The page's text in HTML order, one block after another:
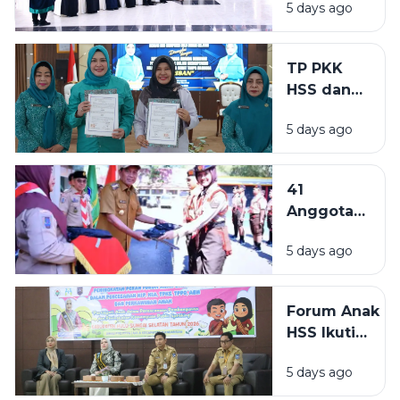
Daerah
Perkuat
Tata
Kelola
Baru,
Wabup
Kinerja
Cepat dan
5 days ago
TP PKK
HSS dan
Perpanjang
Kerja Sama
Narkoba
Lewat
Bersinar
5 days ago
41
Anggota
HSS
Dilepas
Jambore
Nasional
Cibubur
5 days ago
Forum Anak
HSS Ikuti
Kapasitas,
5 days ago